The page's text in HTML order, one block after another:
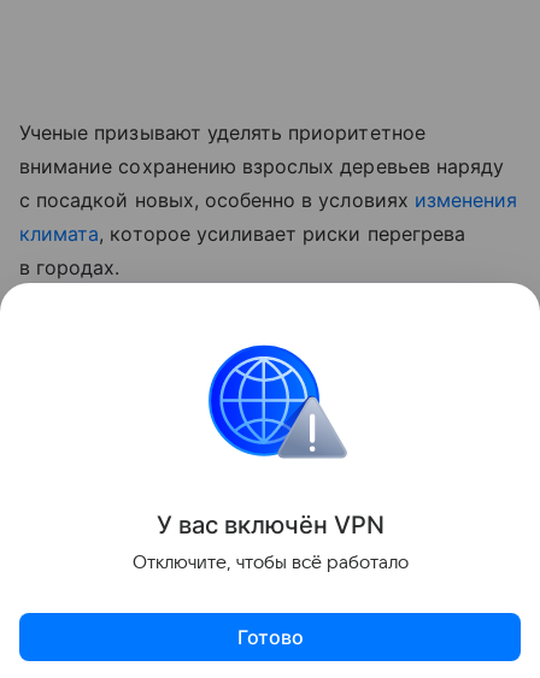
Ученые призывают уделять приоритетное
внимание сохранению взрослых деревьев наряду
с посадкой новых, особенно в условиях изменения
климата, которое усиливает риски перегрева
в городах.
стать естественным буфером против
У вас включён VPN
Отключите, чтобы всё работало
Готово